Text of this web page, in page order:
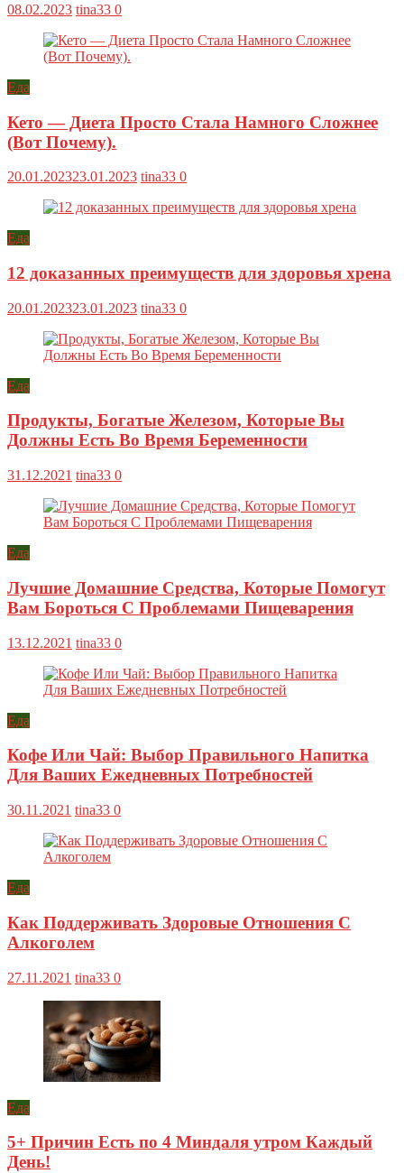
08.02.2023 tina33 0
Еда
Кето — Диета Просто Стала Намного Сложнее
(Вот Почему).
20.01.202323.01.2023 tina33 0
Еда
12 доказанных преимуществ для здоровья хрена
20.01.202323.01.2023 tina33 0
Еда
Продукты, Богатые Железом, Которые Вы
Должны Есть Во Время Беременности
31.12.2021 tina33 0
Еда
Лучшие Домашние Средства, Которые Помогут
Вам Бороться С Проблемами Пищеварения
13.12.2021 tina33 0
Еда
Кофе Или Чай: Выбор Правильного Напитка
Для Ваших Ежедневных Потребностей
30.11.2021 tina33 0
Еда
Как Поддерживать Здоровые Отношения С
Алкоголем
27.11.2021 tina33 0
Еда
5+ Причин Есть по 4 Миндаля утром Каждый
День!